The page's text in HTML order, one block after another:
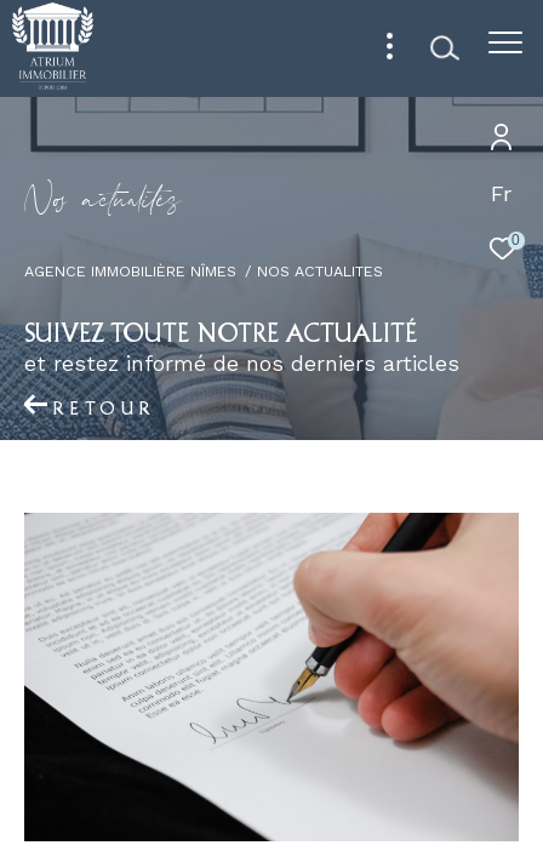
Fr
0
No actuaiés
AGENCE IMMOBILIÈRE NÎMES NOS ACTUALITES
SUIVEZ TOUTE NOTRE ACTUALITÉ
et restez informé de nos derniers articles
RETOUR